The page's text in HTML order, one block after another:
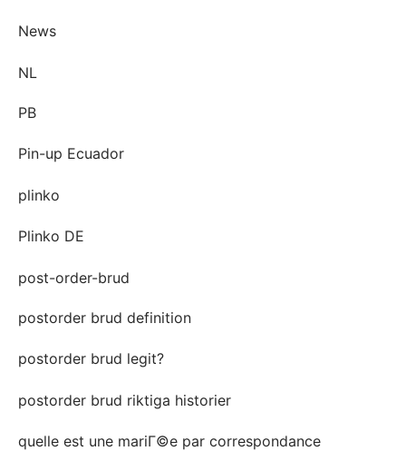
News
NL
PB
Pin-up Ecuador
plinko
Plinko DE
post-order-brud
postorder brud definition
postorder brud legit?
postorder brud riktiga historier
quelle est une mariГ©e par correspondance